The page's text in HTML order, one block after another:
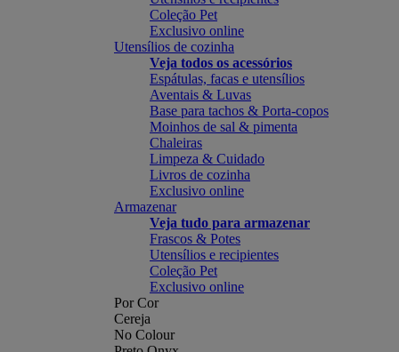
Coleção Pet
Exclusivo online
Utensílios de cozinha
Veja todos os acessórios
Espátulas, facas e utensílios
Aventais & Luvas
Base para tachos & Porta-copos
Moinhos de sal & pimenta
Chaleiras
Limpeza & Cuidado
Livros de cozinha
Exclusivo online
Armazenar
Veja tudo para armazenar
Frascos & Potes
Utensílios e recipientes
Coleção Pet
Exclusivo online
Por Cor
Cereja
No Colour